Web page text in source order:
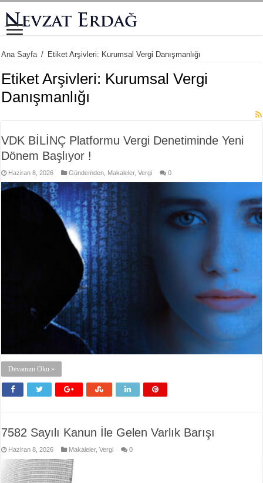
Ana Sayfa / Etiket Arşivleri: Kurumsal Vergi Danışmanlığı
Etiket Arşivleri: Kurumsal Vergi
Danışmanlığı
VDK BİLİNÇ Platformu Vergi Denetiminde Yeni
Dönem Başlıyor !
Haziran 8, 2026 Gündemden Makaleler,Vergi 0
Devamını Oku »
7582 Sayılı Kanun İle Gelen Varlık Barışı
Haziran 8, 2026 Makaleler,Vergi 0